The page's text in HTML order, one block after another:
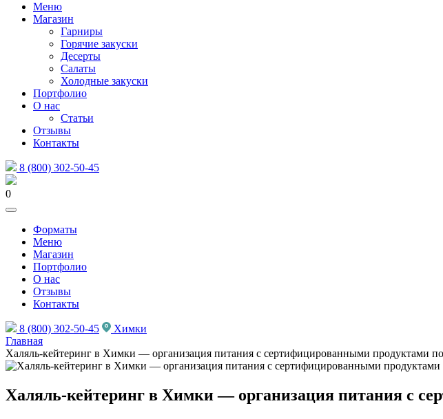
Меню
Магазин
Гарниры
Горячие закуски
Десерты
Салаты
Холодные закуски
Портфолио
О нас
Статьи
Отзывы
Контакты
8 (800) 302-50-45
0
Форматы
Меню
Магазин
Портфолио
О нас
Отзывы
Контакты
8 (800) 302-50-45
Химки
Главная
Халяль-кейтеринг в Химки — организация питания с сертифицированными продуктами
Халяль-кейтеринг в Химки — организация питания с